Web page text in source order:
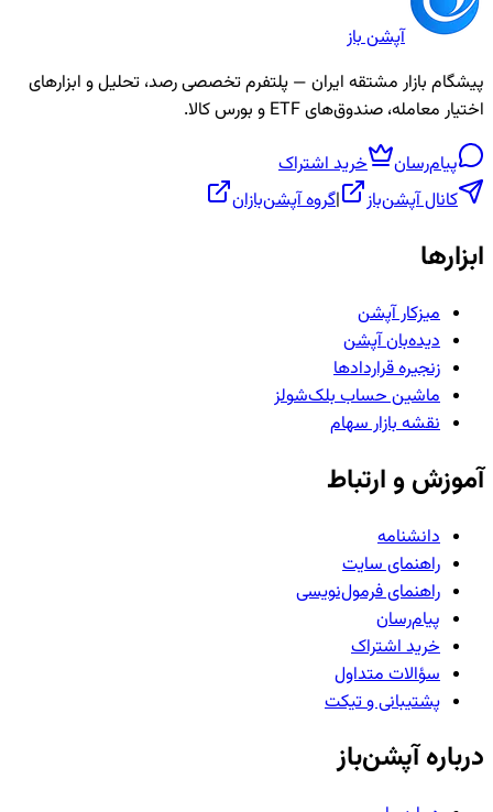
آپشن باز
پیشگام بازار مشتقه ایران — پلتفرم تخصصی رصد، تحلیل و ابزارهای
اختیار معامله، صندوق‌های ETF و بورس کالا.
پیام‌رسان
خرید اشتراک
کانال آپشن‌باز
|گروه آپشن‌بازان
ابزارها
میزکار آپشن
دیده‌بان آپشن
زنجیره قراردادها
ماشین حساب بلک‌شولز
نقشه بازار سهام
آموزش و ارتباط
دانشنامه
راهنمای سایت
راهنمای فرمول‌نویسی
پیام‌رسان
خرید اشتراک
سؤالات متداول
پشتیبانی و تیکت
درباره آپشن‌باز